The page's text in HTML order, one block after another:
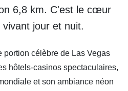
6,8 km. C'est le cœur
jour et nuit.
portion célèbre de Las Vegas
hôtels-casinos spectaculaires,
et son ambiance néon